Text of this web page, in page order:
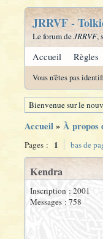
JRRVF -
Le forum deJRRVF,
Accueil Règles
Vous n'êtes pas
Bienvenue sur le
Accueil» À propos
Pages : 1 bas de
Kendra
Inscription : 2001
Messages : 758